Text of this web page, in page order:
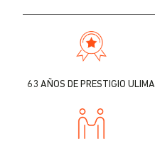
63 AÑOS DE PRESTIGIO ULIMA